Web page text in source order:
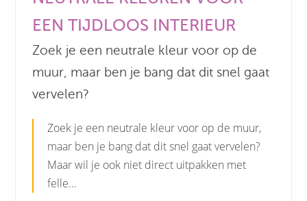
EEN TIJDLOOS INTERIEUR
Zoek je een neutrale kleur voor op de
muur, maar ben je bang dat dit snel gaat
vervelen?
Zoek je een neutrale kleur voor op de muur,
maar ben je bang dat dit snel gaat vervelen?
Maar wil je ook niet direct uitpakken met
felle…